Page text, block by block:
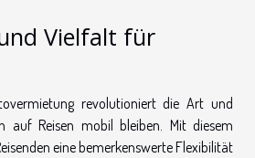
Vielfalt für
revolutioniert die Art und
auf Reisen mobil bleiben. Mit diesem
eine bemerkenswerte Flexibilität